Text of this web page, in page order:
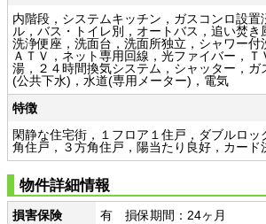
内階段，システムキッチン，ガスコンロ設置
ル，バス・トイレ別，オートバス，追い焚き
洗浄便座，洗面台，洗面所独立，シャワー付
ＡＴＶ，ネット専用回線，光ファイバー，
湯，２４時間換気システム，シャッター，ガ
(公共下水)，水道(専用メーター)，電気
特徴
閑静な住宅街，１フロア１住戸，ダブルロッ
角住戸，３方角住戸，陽当たり良好，カード
物件詳細情報
損害保険
有 損保期間：24ヶ月